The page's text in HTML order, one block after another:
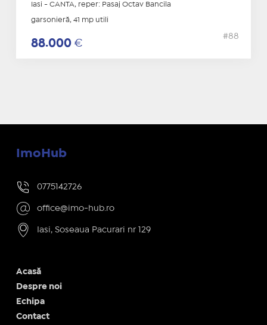
Iasi - CANTA, reper: Pasaj Octav Bancila
garsonieră, 41 mp utili
88.000 €
#88
ImoHub
0775142726
office@imo-hub.ro
Iasi, Soseaua Pacurari nr 129
Acasă
Despre noi
Echipa
Contact